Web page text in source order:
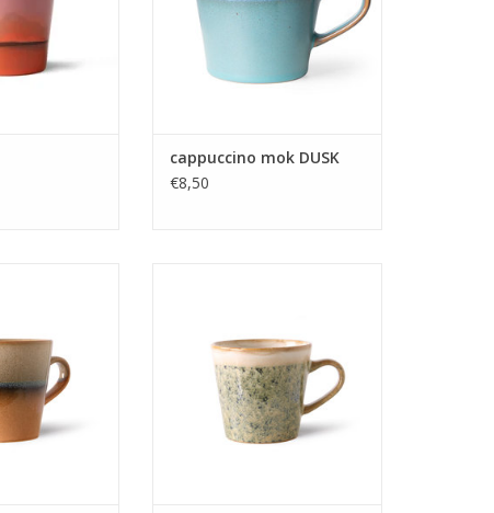
cappuccino mok DUSK
€8,50
WINKELWAGEN
TOEVOEGEN AAN WINKELWAGEN